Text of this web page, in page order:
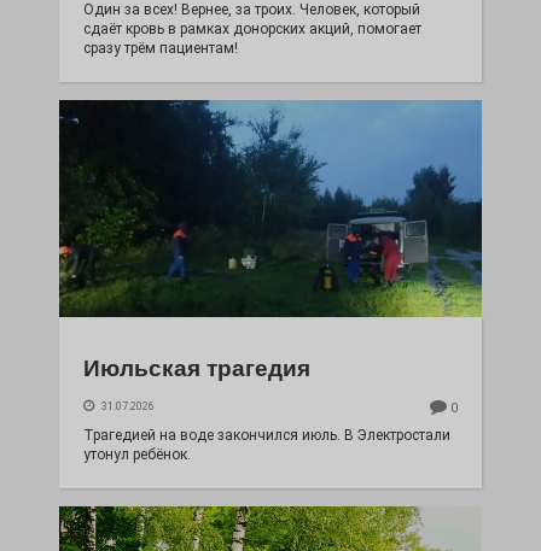
Один за всех! Вернее, за троих. Человек, который
сдаёт кровь в рамках донорских акций, помогает
сразу трём пациентам!
Июльская трагедия
31.07.2026 0
Трагедией на воде закончился июль. В Электростали
утонул ребёнок.